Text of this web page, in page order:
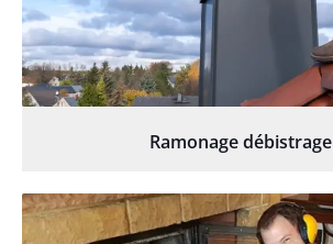
Ramonage débistrage